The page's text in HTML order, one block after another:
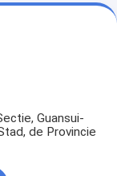
Guansui-
de Provincie